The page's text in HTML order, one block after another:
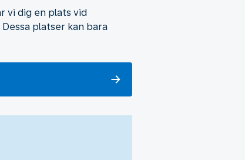
vi dig en plats vid
platser kan bara